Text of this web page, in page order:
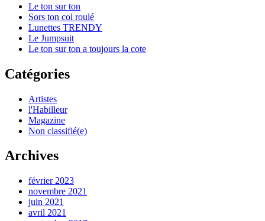
Le ton sur ton
Sors ton col roulé
Lunettes TRENDY
Le Jumpsuit
Le ton sur ton a toujours la cote
Catégories
Artistes
l'Habilleur
Magazine
Non classifié(e)
Archives
février 2023
novembre 2021
juin 2021
avril 2021